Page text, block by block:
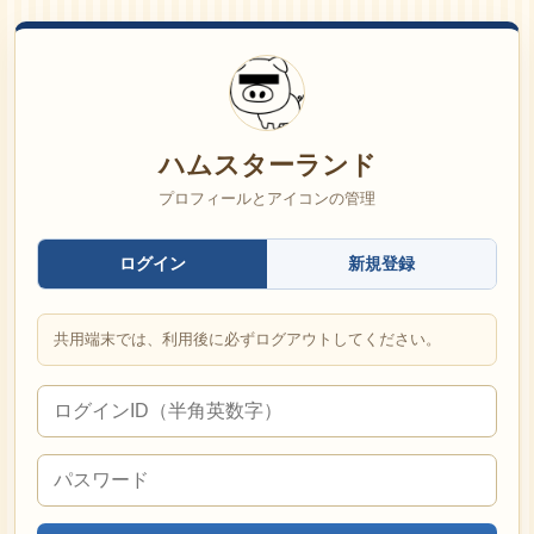
ハムスターランド
プロフィールとアイコンの管理
ログイン 新規登録
共用端末では、利用後に必ずログアウトしてください。